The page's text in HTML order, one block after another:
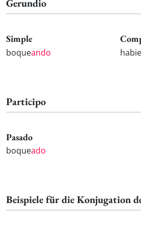
Gerundio
Simple
boqueando
Participo
Pasado
boqueado
Beispiele für die Konjugation